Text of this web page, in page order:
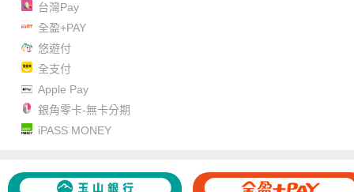
台灣Pay
全盈+PAY
悠遊付
全支付
Apple Pay
銀角零卡-無卡分期
iPASS MONEY